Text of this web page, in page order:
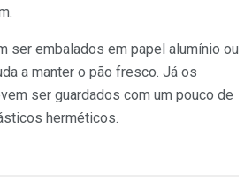
ser embalados em papel alumínio ou
a manter o pão fresco. Já os
ser guardados com um pouco de
herméticos.